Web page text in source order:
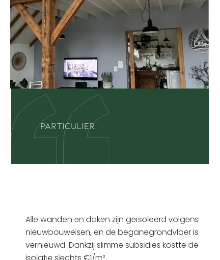
Particulier
Alle wanden en daken zijn geïsoleerd volgens
nieuwbouweisen, en de beganegrondvloer is
vernieuwd. Dankzij slimme subsidies kostte de